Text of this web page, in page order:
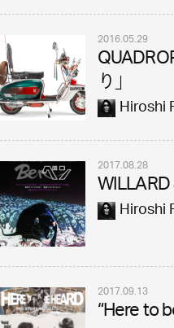
2016.05.29
り」
Hiroshi
2017.08.28
Hiroshi
2017.09.13
“Here to